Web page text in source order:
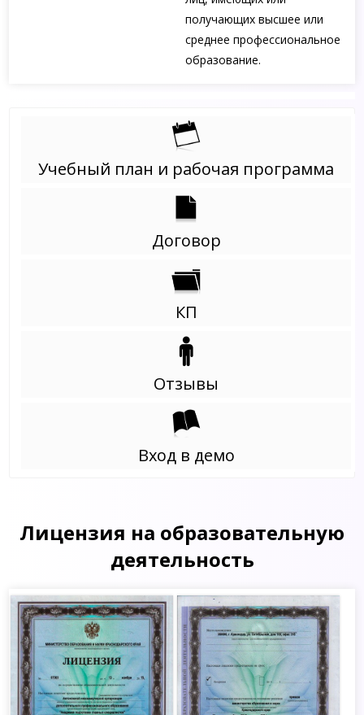
получающих высшее или
среднее профессиональное
образование.
Учебный план и рабочая программа
Договор
КП
Отзывы
Вход в демо
Лицензия на образовательную
деятельность